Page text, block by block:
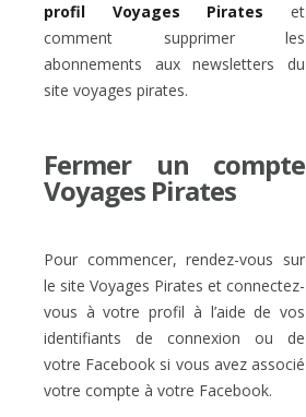
profil Voyages Pirates et
comment supprimer les
abonnements aux newsletters du
site voyages pirates.
Fermer un compte
Voyages Pirates
Pour commencer, rendez-vous sur
le site Voyages Pirates et connectez-
vous à votre profil à l’aide de vos
identifiants de connexion ou de
votre Facebook si vous avez associé
votre compte à votre Facebook.